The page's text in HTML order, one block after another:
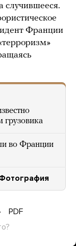
случившееся.
Франции
грузовика
во Франции
PDF